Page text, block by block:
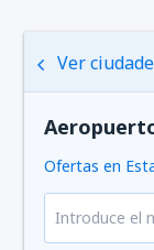
Ver
Ofertas en